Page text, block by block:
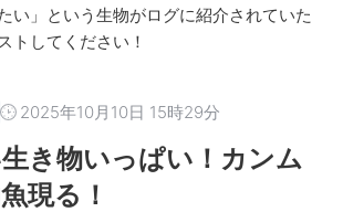
い」という生物がログに紹介されていた
トしてください！
2025年10月10日 15時29分
き物いっぱい！カンム
現る！